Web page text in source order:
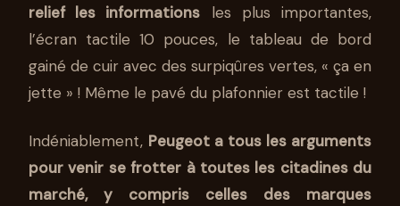
relief les informations les plus importantes,
l’écran tactile 10 pouces, le tableau de bord
gainé de cuir avec des surpiqûres vertes, « ça en
jette » ! Même le pavé du plafonnier est tactile !
Indéniablement, Peugeot a tous les arguments
pour venir se frotter à toutes les citadines du
marché, y compris celles des marques